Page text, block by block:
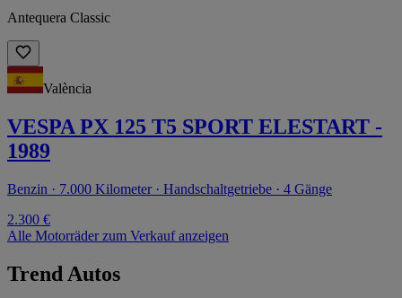
Antequera Classic
València
VESPA PX 125 T5 SPORT ELESTART -
1989
Benzin · 7.000 Kilometer · Handschaltgetriebe · 4 Gänge
2.300 €
Alle Motorräder zum Verkauf anzeigen
Trend Autos